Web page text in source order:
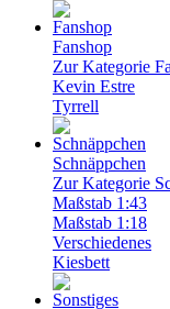
Fanshop
Zur Kategorie
Kevin Estre
Tyrrell
Schnäppchen
Zur Kategorie
Maßstab 1:43
Maßstab 1:18
Verschiedenes
Kiesbett